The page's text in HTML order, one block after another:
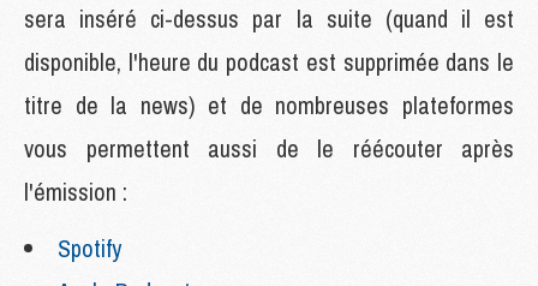
sera inséré ci-dessus par la suite (quand il est
disponible, l'heure du podcast est supprimée dans le
titre de la news) et de nombreuses plateformes
vous permettent aussi de le réécouter après
l'émission :
Spotify